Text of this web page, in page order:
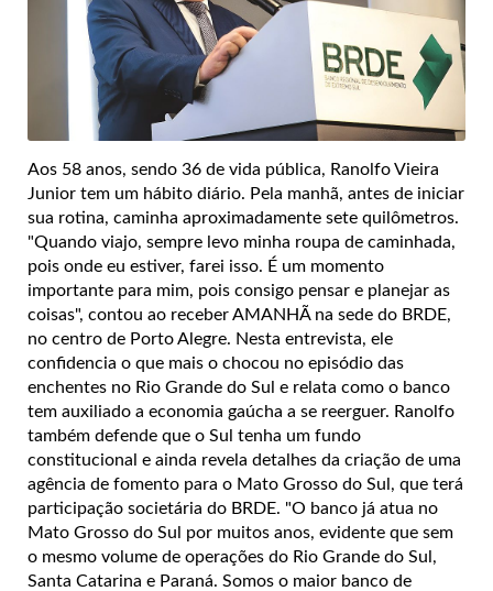
Aos 58 anos, sendo 36 de vida pública, Ranolfo Vieira
Junior tem um hábito diário. Pela manhã, antes de iniciar
sua rotina, caminha aproximadamente sete quilômetros.
"Quando viajo, sempre levo minha roupa de caminhada,
pois onde eu estiver, farei isso. É um momento
importante para mim, pois consigo pensar e planejar as
coisas", contou ao receber AMANHÃ na sede do BRDE,
no centro de Porto Alegre. Nesta entrevista, ele
confidencia o que mais o chocou no episódio das
enchentes no Rio Grande do Sul e relata como o banco
tem auxiliado a economia gaúcha a se reerguer. Ranolfo
também defende que o Sul tenha um fundo
constitucional e ainda revela detalhes da criação de uma
agência de fomento para o Mato Grosso do Sul, que terá
participação societária do BRDE. "O banco já atua no
Mato Grosso do Sul por muitos anos, evidente que sem
o mesmo volume de operações do Rio Grande do Sul,
Santa Catarina e Paraná. Somos o maior banco de